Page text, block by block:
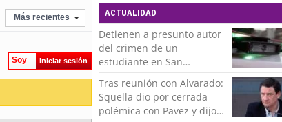
Más recientes
Soy Iniciar sesión
ACTUALIDAD
Detienen a presunto autor
del crimen de un
estudiante en San
Bernardo
Tras reunión con Alvarado:
Squella dio por cerrada
polémica con Pavez y dijo